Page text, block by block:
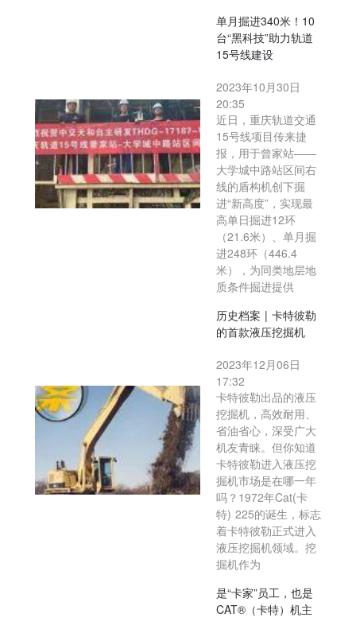
单月掘进340米！10
台“黑科技”助力轨道
15号线建设
2023年10月30日
20:35
近日，重庆轨道交通
15号线项目传来捷
报，用于曾家站——
大学城中路站区间右
线的盾构机创下掘
进“新高度”，实现最
高单日掘进12环
（21.6米）、单月掘
进248环（446.4
米），为同类地层地
质条件掘进提供
历史档案 | 卡特彼勒
的首款液压挖掘机
2023年12月06日
17:32
卡特彼勒出品的液压
挖掘机，高效耐用、
省油省心，深受广大
机友青睐。但你知道
卡特彼勒进入液压挖
掘机市场是在哪一年
吗？1972年Cat(卡
特) 225的诞生，标志
着卡特彼勒正式进入
液压挖掘机领域。挖
掘机作为
是“卡家”员工，也是
CAT®（卡特）机主